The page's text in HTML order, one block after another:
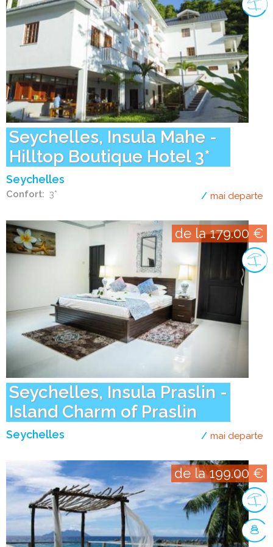
Seychelles, Insula Mahe -
Hilltop Boutique Hotel 3*
Seychelles
Confort 3* mai departe
Seychelles, Insula Praslin -
Island Charm of Praslin
Seychelles
de la 179.00 €
mai departe
de la 199.00 €